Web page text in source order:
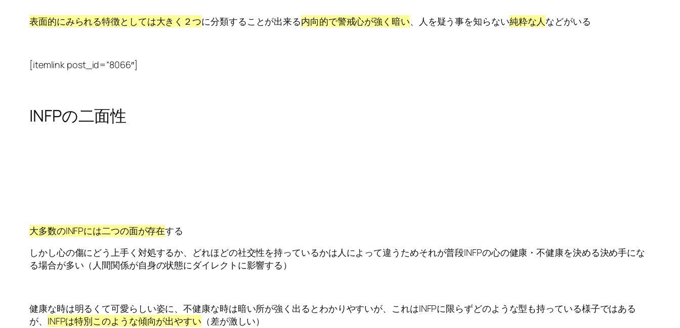
表面的にみられる特徴としては大きく２つに分類することが出来る内向的で警戒心が強く暗い、人を疑う事を知らない純粋な人などがいる
[itemlink post_id=”8066″]
INFPの二面性
大多数のINFPには二つの面が存在する
しかし心の傷にどう上手く対処するか、どれほどの社交性を持っているかは人によって違うためそれが普段INFPの心の健康・不健康を決める決め手にな
る場合が多い（人間関係が自身の状態にダイレクトに影響する）
健康な時は明るくて可愛らしい姿に、不健康な時は暗い所が強く出るとわかりやすいが、これはINFPに限らずどのような型も持っている様子ではある
が、 INFPは特別このような傾向が出やすい （差が激しい）